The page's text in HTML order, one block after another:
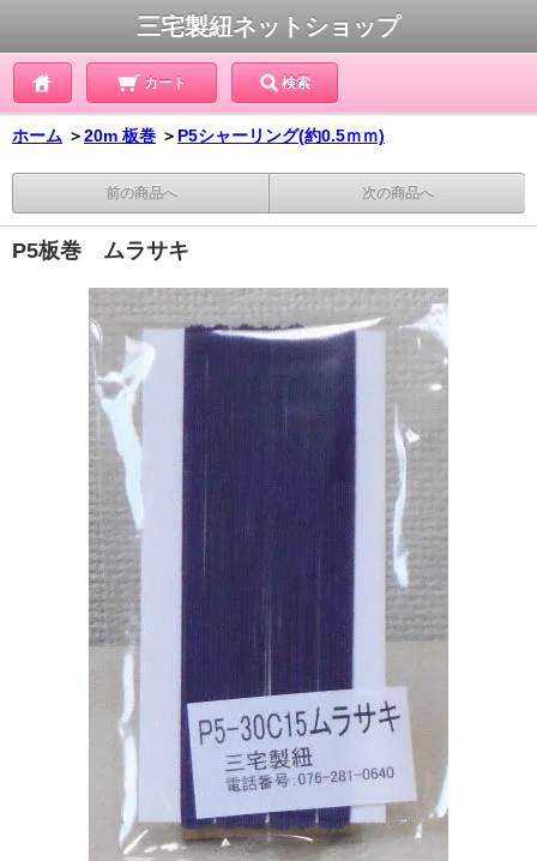
三宅製紐ネットショップ
カート 検索
ホーム ＞20m 板巻 ＞ P5シャーリング(約0.5ｍｍ)
前の商品へ 次の商品へ
P5板巻 ムラサキ